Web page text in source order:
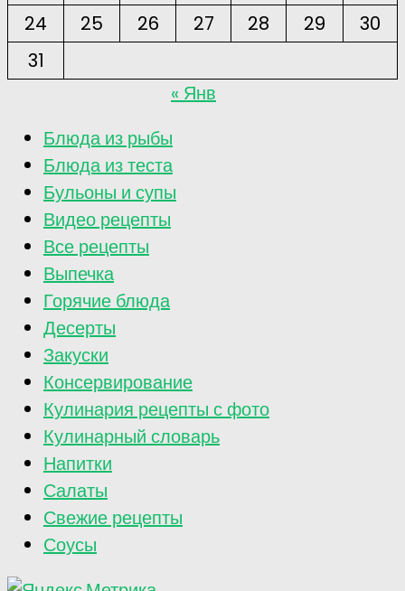
24
25 26 27 28 29
30
31
« Янв
Блюда из рыбы
Блюда из теста
Бульоны и супы
Видео рецепты
Все рецепты
Выпечка
Горячие блюда
Десерты
Закуски
Консервирование
Кулинария рецепты с фото
Кулинарный словарь
Напитки
Салаты
Свежие рецепты
Соусы